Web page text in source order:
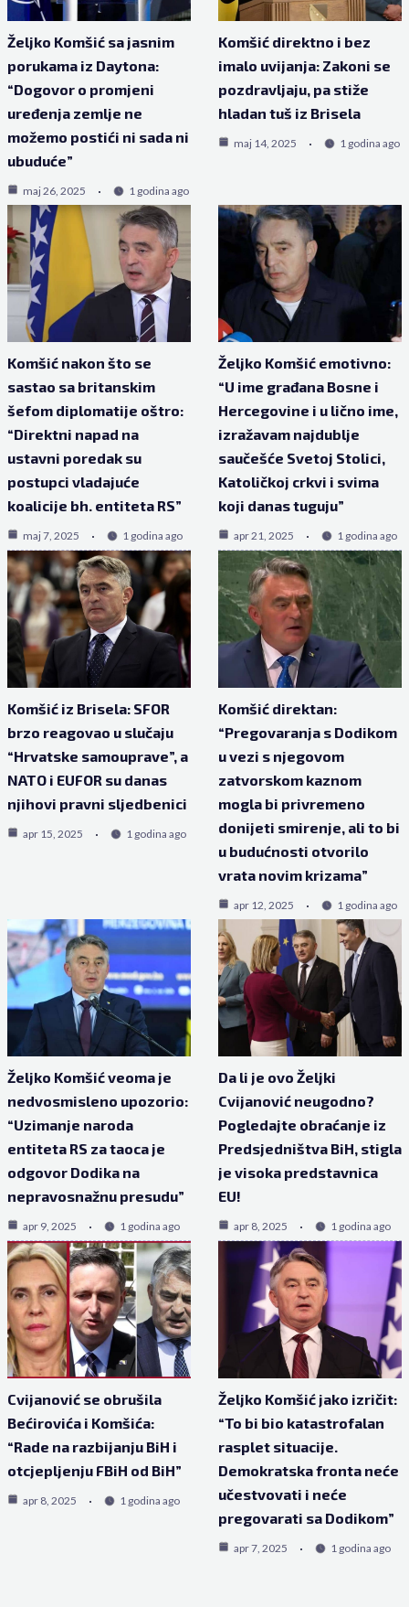
Željko Komšić sa jasnim
porukama iz Daytona:
“Dogovor o promjeni
uređenja zemlje ne
možemo postići ni sada ni
ubuduće”
maj 26, 2025 1 godina ago
Komšić direktno i bez
imalo uvijanja: Zakoni se
pozdravljaju, pa stiže
hladan tuš iz Brisela
maj 14, 2025 1 godina ago
Komšić nakon što se
sastao sa britanskim
šefom diplomatije oštro:
“Direktni napad na
ustavni poredak su
postupci vladajuće
koalicije bh. entiteta RS”
maj 7, 2025 1 godina ago
Željko Komšić emotivno:
“U ime građana Bosne i
Hercegovine i u lično ime,
izražavam najdublje
saučešće Svetoj Stolici,
Katoličkoj crkvi i svima
koji danas tuguju”
apr 21, 2025 1 godina ago
Komšić iz Brisela: SFOR
brzo reagovao u slučaju
“Hrvatske samouprave”, a
NATO i EUFOR su danas
njihovi pravni sljedbenici
apr 15, 2025 1 godina ago
Komšić direktan:
“Pregovaranja s Dodikom
u vezi s njegovom
zatvorskom kaznom
mogla bi privremeno
donijeti smirenje, ali to bi
u budućnosti otvorilo
vrata novim krizama”
apr 12, 2025 1 godina ago
Željko Komšić veoma je
nedvosmisleno upozorio:
“Uzimanje naroda
entiteta RS za taoca je
odgovor Dodika na
nepravosnažnu presudu”
apr 9, 2025 1 godina ago
Da li je ovo Željki
Cvijanović neugodno?
Pogledajte obraćanje iz
Predsjedništva BiH, stigla
je visoka predstavnica
EU!
apr 8, 2025 1 godina ago
Cvijanović se obrušila
Bećirovića i Komšića:
“Rade na razbijanju BiH i
otcjepljenju FBiH od BiH”
apr 8, 2025 1 godina ago
Željko Komšić jako izričit:
“To bi bio katastrofalan
rasplet situacije.
Demokratska fronta neće
učestvovati i neće
pregovarati sa Dodikom”
apr 7, 2025 1 godina ago